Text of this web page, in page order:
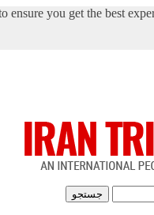
ensure you get the best